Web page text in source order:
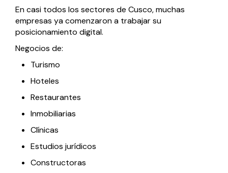
En casi todos los sectores de Cusco, muchas
empresas ya comenzaron a trabajar su
posicionamiento digital.
Negocios de:
Turismo
Hoteles
Restaurantes
Inmobiliarias
Clínicas
Estudios jurídicos
Constructoras